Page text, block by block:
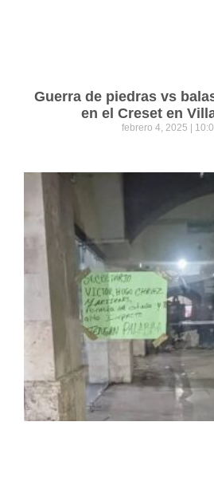
Guerra de piedras vs
en el Creset en
febrero 4, 2025